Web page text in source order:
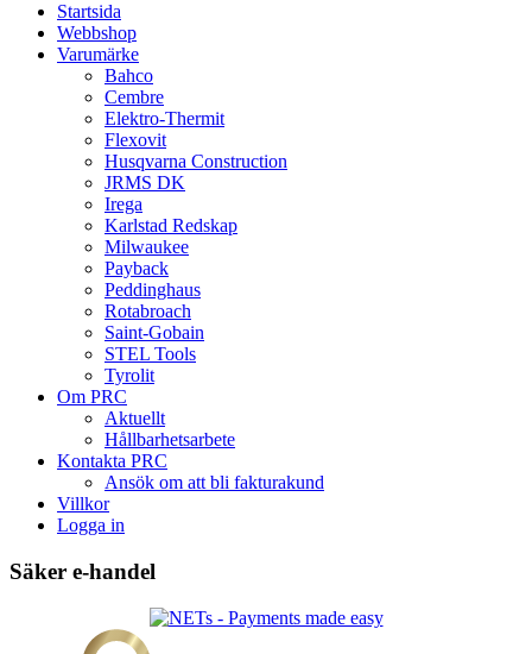
Startsida
Webbshop
Varumärke
Bahco
Cembre
Elektro-Thermit
Flexovit
Husqvarna Construction
JRMS DK
Irega
Karlstad Redskap
Milwaukee
Payback
Peddinghaus
Rotabroach
Saint-Gobain
STEL Tools
Tyrolit
Om PRC
Aktuellt
Hållbarhetsarbete
Kontakta PRC
Ansök om att bli fakturakund
Villkor
Logga in
Säker e-handel